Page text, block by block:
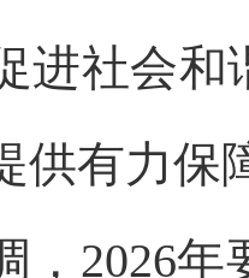
进社会和
供有力保
，2026